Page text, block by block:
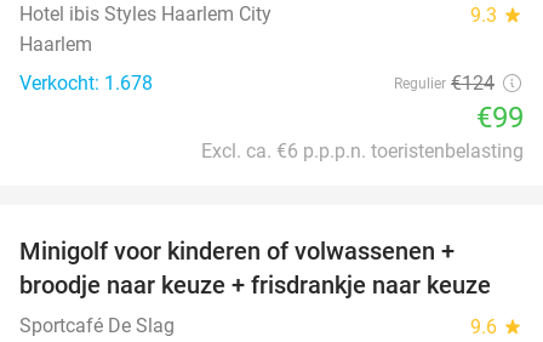
Hotel ibis Styles Haarlem City 9.3 star
Haarlem
Verkocht: 1.678
Regulier €124
€99
Excl. ca. €6 p.p.p.n. toeristenbelasting
Minigolf voor kinderen of volwassenen +
broodje naar keuze + frisdrankje naar keuze
Sportcafé De Slag 9.6 star